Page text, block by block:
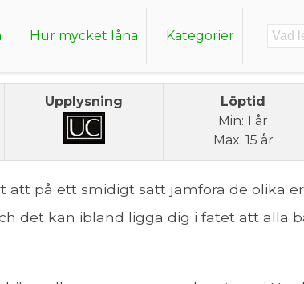
Hur mycket låna Kategorier
Upplysning
Löptid
Min: 1 år
Max: 15 år
att på ett smidigt sätt jämföra de olika
det kan ibland ligga dig i fatet att alla